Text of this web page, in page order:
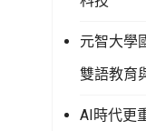
元智大學
雙語教育
AI時代更